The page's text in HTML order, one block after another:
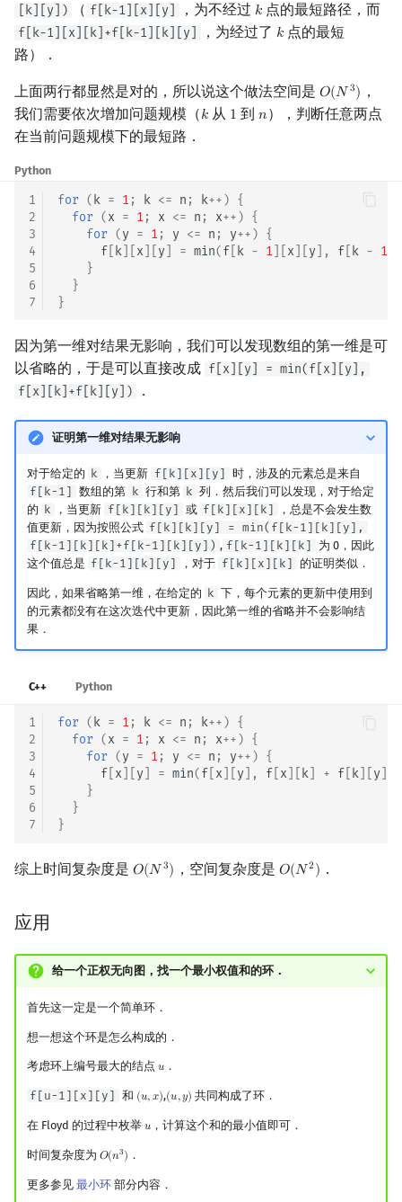
[k][y])
（ f[k-1][x][y] ，为不经过 𝑘
k 点的最短路径，而
f[k-1][x][k]+f[k-1][k][y] ，为经过了 𝑘
k 点的最短
路）．
上面两行都显然是对的，所以说这个做法空间是 𝑂(𝑁 3)
O(N3)
，
我们需要依次增加问题规模（𝑘
k 从 1
1 到𝑛
n），判断任意两点
在当前问题规模下的最短路．
Python
1
2
3
4
5
6
7
for ( k = 1 ; k <= n ; k++) {
for (x = 1 ; x <= n ; x++) {
for (y = 1 ; y <= n ; y++) {
f
k x y = min(f k - 1 x y ], f k - 1
}
}
}
因为第一维对结果无影响，我们可以发现数组的第一维是可
以省略的，于是可以直接改成 f[x][y] = min(f[x][y],
f[x][k]+f[k][y])
．
证明第一维对结果无影响
对于给定的 k ，当更新 f[k][x][y]
时，涉及的元素总是来自
f[k-1]
数组的第 k 行和第 k 列．然后我们可以发现，对于给定
的 k ，当更新 f[k][k][y] 或 f[k][x][k]
，总是不会发生数
值更新，因为按照公式 f[k][k][y] = min(f[k-1][k][y],
f[k-1][k][k]+f[k-1][k][y]) , f[k-1][k][k]
为 0，因此
这个值总是 f[k-1][k][y] ，对于 f[k][x][k] 的证明类似．
因此，如果省略第一维，在给定的 k 下，每个元素的更新中使用到
的元素都没有在这次迭代中更新，因此第一维的省略并不会影响结
果．
C++ Python
1
2
3
4
5
6
7
for ( k = 1 ; k <= n ; k++) {
for (x = 1 ; x <= n ; x++) {
for (y = 1 ; y <= n ; y++) {
f x y = min(f x y ], f x k + f k y
}
}
}
综上时间复杂度是 𝑂(𝑁 3)
O(N3) ，空间复杂度是 𝑂(𝑁 2)
O(N2) ．
应用
给一个正权无向图，找一个最小权值和的环．
首先这一定是一个简单环．
想一想这个环是怎么构成的．
考虑环上编号最大的结点 𝑢
u．
f[u-1][x][y] 和 (𝑢,𝑥)
(u,x) ,(𝑢,𝑦)
(u,y) 共同构成了环．
在 Floyd 的过程中枚举 𝑢
u，计算这个和的最小值即可．
时间复杂度为 𝑂(𝑛3)
O(n3) ．
更多参见 最小环部分内容．